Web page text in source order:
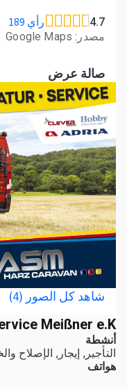
Meißner e.K.
أنشطة
التأجير, إيجار, الإصلاح
هواتف
4.7 رأي 189
مصدر: Google Maps
صالة عرض
شاهد كل الصور (4)